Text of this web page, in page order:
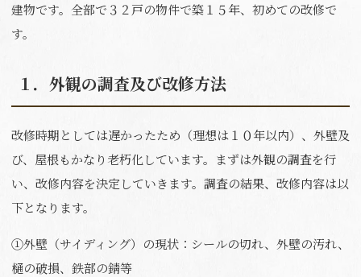
建物です。全部で３２戸の物件で築１５年、初めての改修で
す。
１．外観の調査及び改修方法
改修時期としては遅かったため（理想は１０年以内）、外壁及
び、屋根もかなり老朽化しています。まずは外観の調査を行
い、改修内容を決定していきます。調査の結果、改修内容は以
下となります。
①外壁（サイディング）の現状：シールの切れ、外壁の汚れ、
樋の破損、鉄部の錆等